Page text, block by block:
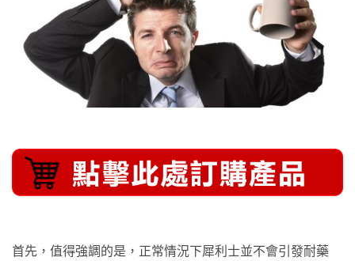
首先，值得強調的是，正常情況下犀利士並不會引發耐藥